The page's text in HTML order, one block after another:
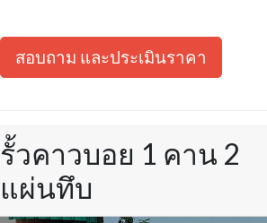
สอบถาม และประเมินราคา
รั้วคาวบอย 1 คาน 2
แผ่นทึบ